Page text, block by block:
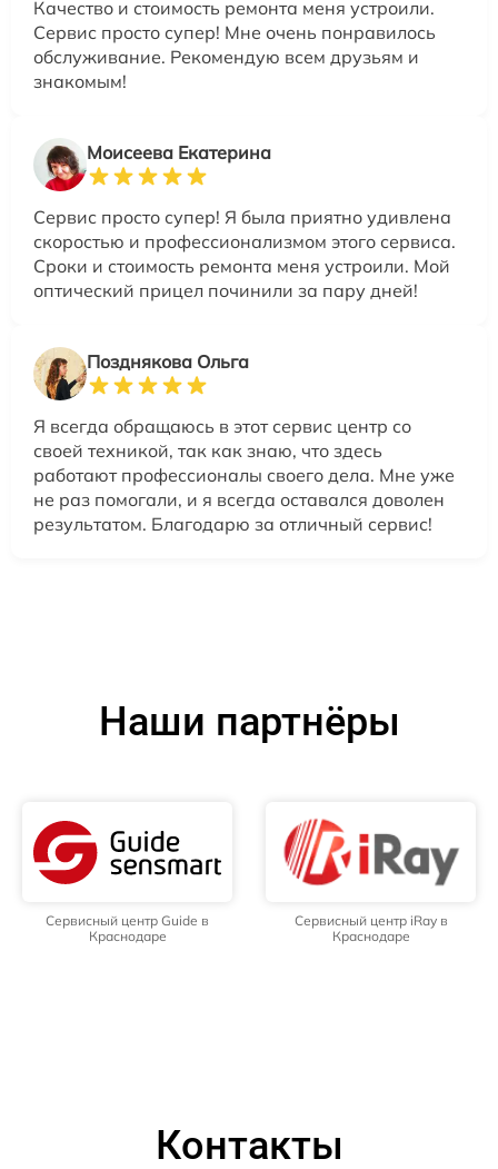
Качество и стоимость ремонта меня устроили.
Сервис просто супер! Мне очень понравилось
обслуживание. Рекомендую всем друзьям и
знакомым!
Моисеева Екатерина
Сервис просто супер! Я была приятно удивлена
скоростью и профессионализмом этого сервиса.
Сроки и стоимость ремонта меня устроили. Мой
оптический прицел починили за пару дней!
Позднякова Ольга
Я всегда обращаюсь в этот сервис центр со
своей техникой, так как знаю, что здесь
работают профессионалы своего дела. Мне уже
не раз помогали, и я всегда оставался доволен
результатом. Благодарю за отличный сервис!
Наши партнёры
Сервисный центр Guide в
Краснодаре
Сервисный центр iRay в
Краснодаре
Контакты